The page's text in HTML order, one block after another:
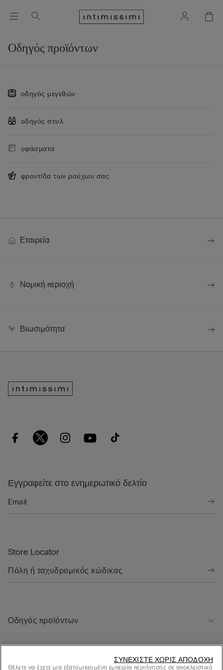
Οδηγός προϊόντων
οδηγός μεγεθών
οδηγός στυλ
υφάσματα
φροντίδα των ρούχων σας
Εταιρεία
Νομική περιοχή
Βιωσιμότητα
Εγγραφείτε στο ενημερωτικό δελτίο
Store Locator
Οδηγός προϊόντων
Θέλετε να έχετε μια εξατομικευμένη εμπειρία περιήγησης σε αποκλειστικό
ΣΥΝΕΧΊΣΤΕ ΧΩΡΊΣ ΑΠΟΔΟΧΉ